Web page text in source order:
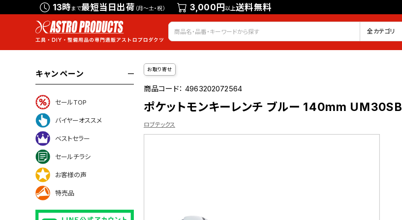
13時まで最短当日出荷 （月～土・祝） 3,000円以上送料無料
会員登録 ログイン お気に入り
全カテゴリ
キャンペーン
セールTOP
バイヤーオススメ
ベストセラー
セールチラシ
お客様の声
特売品
お取り寄せ
商品コード：4963202072564
ポケットモンキーレンチ ブルー 140mm UM30SB
ロブテックス